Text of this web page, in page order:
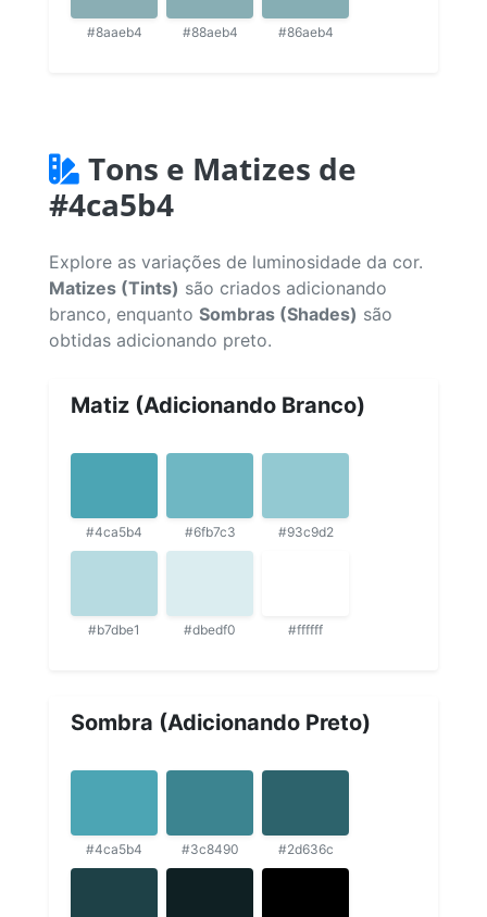
#8aaeb4 #88aeb4 #86aeb4
Tons e Matizes de
#4ca5b4
Explore as variações de luminosidade da cor.
Matizes (Tints) são criados adicionando
branco, enquanto Sombras (Shades) são
obtidas adicionando preto.
Matiz (Adicionando Branco)
#4ca5b4 #6fb7c3 #93c9d2
#b7dbe1 #dbedf0 #ffffff
Sombra (Adicionando Preto)
#4ca5b4 #3c8490 #2d636c